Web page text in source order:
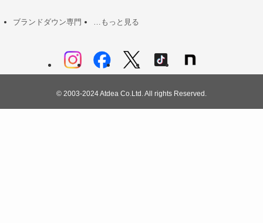
ブランドダウン専門 …もっと見る
© 2003-2024 Atdea Co.Ltd. All rights Reserved.